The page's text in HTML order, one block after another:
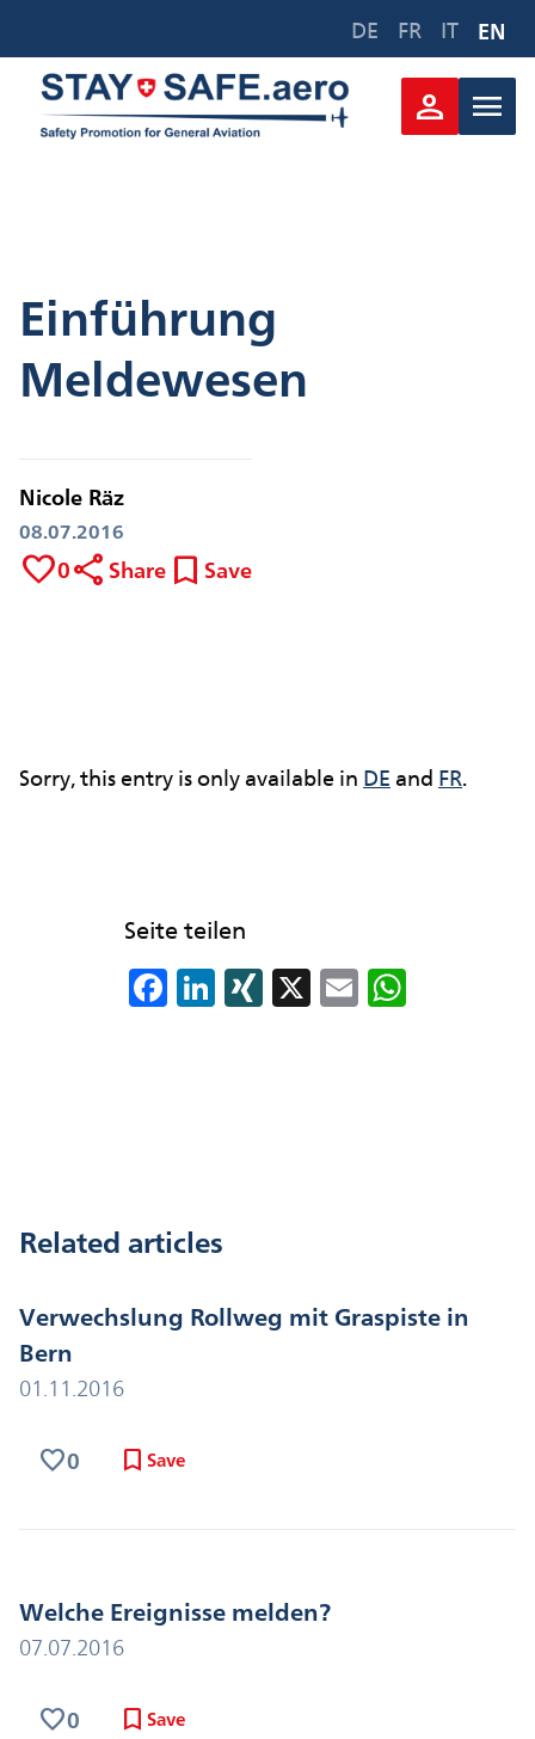
springen
DE FR IT EN
person menu
Einführung
Meldewesen
Nicole Räz
08.07.2016
favorite0share Share bookmark Save
Sorry, this entry is only available in DE and FR.
Seite teilen
F
k
Li XI X
E
Related articles
Verwechslung Rollweg mit Graspiste in
Bern
01.11.2016
favorite0 bookmark Save
Welche Ereignisse melden?
07.07.2016
favorite0 bookmark Save